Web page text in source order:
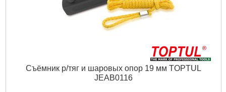
Съёмник р/тяг и шаровых опор 19 мм TOPTUL
JEAB0116